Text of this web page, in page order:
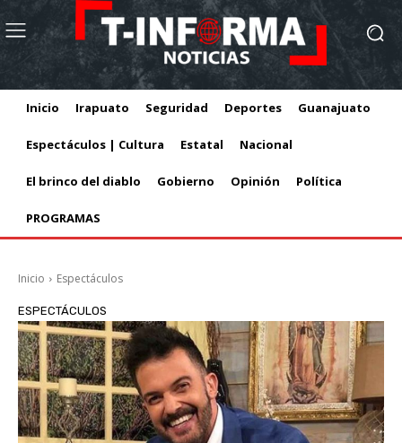
Inicio Irapuato Seguridad Deportes Guanajuato
Espectáculos | Cultura Estatal Nacional
El brinco del diablo Gobierno Opinión Política
PROGRAMAS
Inicio Espectáculos
ESPECTÁCULOS